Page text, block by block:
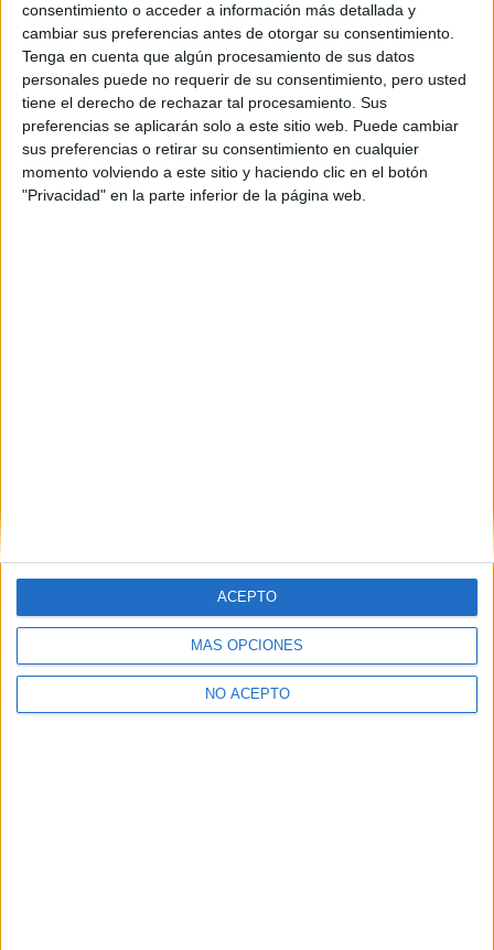
consentimiento o acceder a información más detallada y
cambiar sus preferencias antes de otorgar su consentimiento.
Tenga en cuenta que algún procesamiento de sus datos
personales puede no requerir de su consentimiento, pero usted
tiene el derecho de rechazar tal procesamiento. Sus
preferencias se aplicarán solo a este sitio web. Puede cambiar
sus preferencias o retirar su consentimiento en cualquier
momento volviendo a este sitio y haciendo clic en el botón
"Privacidad" en la parte inferior de la página web.
MÁS OPCIONES
NO ACEPTO
ACEPTO
Contactar
Campus Universitario de Espinardo
Aulario general
30100 Murcia
Murcia
Tel:868 884 181
Leaflet|©OpenStreetMap